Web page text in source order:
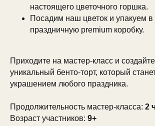
настоящего цветочного горшка.
Посадим наш цветок и упакуем в
праздничную premium коробку.
Приходите на мастер-класс и
уникальный бенто-торт, который
украшением любого праздника.
Продолжительность мастер-класса: 2
Возраст участников: 9+